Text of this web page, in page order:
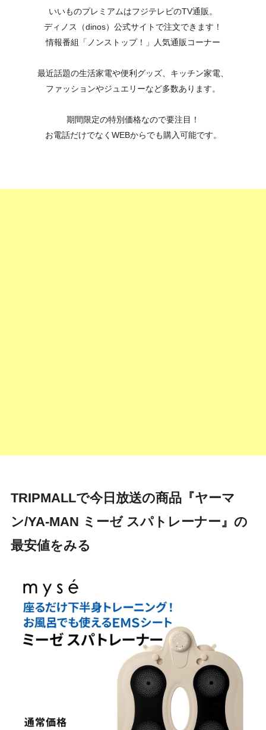
いいものプレミアムはフジテレビのTV通販。
ディノス（dinos）公式サイトで注文できます！
情報番組「ノンストップ！」人気通販コーナー
最近話題の生活家電や便利グッズ、キッチン家電、
ファッションやジュエリーなど多数あります。
期間限定の特別価格なので要注目！
お電話だけでなくWEBからでも購入可能です。
TRIPMALLで今日放送の商品『ヤーマ
ン/YA-MAN ミーゼ スパトレーナー』の
最安値をみる